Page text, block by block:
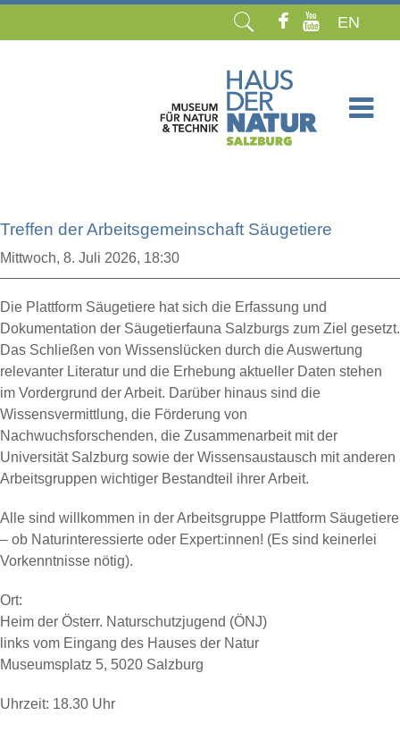
EN
Treffen der Arbeitsgemeinschaft Säugetiere
Mittwoch, 8. Juli 2026, 18:30
Die Plattform Säugetiere hat sich die Erfassung und
Dokumentation der Säugetierfauna Salzburgs zum Ziel gesetzt.
Das Schließen von Wissenslücken durch die Auswertung
relevanter Literatur und die Erhebung aktueller Daten stehen
im Vordergrund der Arbeit. Darüber hinaus sind die
Wissensvermittlung, die Förderung von
Nachwuchsforschenden, die Zusammenarbeit mit der
Universität Salzburg sowie der Wissensaustausch mit anderen
Arbeitsgruppen wichtiger Bestandteil ihrer Arbeit.
Alle sind willkommen in der Arbeitsgruppe Plattform Säugetiere
– ob Naturinteressierte oder Expert:innen! (Es sind keinerlei
Vorkenntnisse nötig).
Ort:
Heim der Österr. Naturschutzjugend (ÖNJ)
links vom Eingang des Hauses der Natur
Museumsplatz 5, 5020 Salzburg
Uhrzeit: 18.30 Uhr